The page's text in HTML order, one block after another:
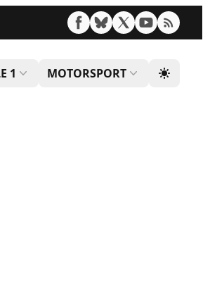
1 MOTORSPORT